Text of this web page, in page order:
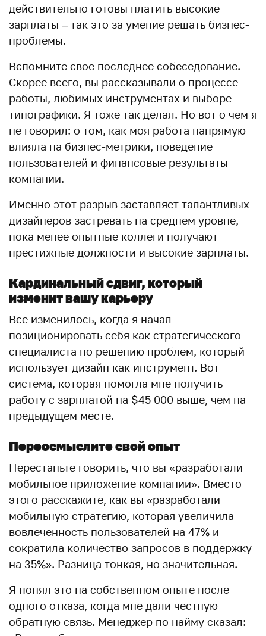
действительно готовы платить высокие
зарплаты – так это за умение решать бизнес-
проблемы.
Вспомните свое последнее собеседование.
Скорее всего, вы рассказывали о процессе
работы, любимых инструментах и выборе
типографики. Я тоже так делал. Но вот о чем я
не говорил: о том, как моя работа напрямую
влияла на бизнес-метрики, поведение
пользователей и финансовые результаты
компании.
Именно этот разрыв заставляет талантливых
дизайнеров застревать на среднем уровне,
пока менее опытные коллеги получают
престижные должности и высокие зарплаты.
Кардинальный сдвиг, который
изменит вашу карьеру
Все изменилось, когда я начал
позиционировать себя как стратегического
специалиста по решению проблем, который
использует дизайн как инструмент. Вот
система, которая помогла мне получить
работу с зарплатой на $45 000 выше, чем на
предыдущем месте.
Переосмыслите свой опыт
Перестаньте говорить, что вы «разработали
мобильное приложение компании». Вместо
этого расскажите, как вы «разработали
мобильную стратегию, которая увеличила
вовлеченность пользователей на 47% и
сократила количество запросов в поддержку
на 35%». Разница тонкая, но значительная.
Я понял это на собственном опыте после
одного отказа, когда мне дали честную
обратную связь. Менеджер по найму сказал: